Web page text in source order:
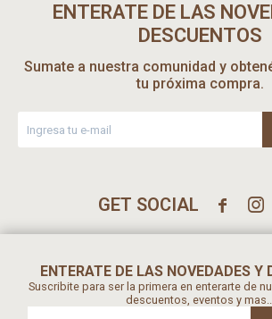
ENTERATE DE LAS
DESCUENTOS
Sumate a nuestra comunidad y
tu próxima compra.
 
ENTERATE DE LAS NOVEDADES Y
Suscribite para ser la primera en enterarte de
descuentos, eventos y